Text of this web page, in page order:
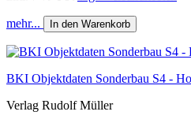
mehr... In den Warenkorb
BKI Objektdaten Sonderbau S4 -
Verlag Rudolf Müller